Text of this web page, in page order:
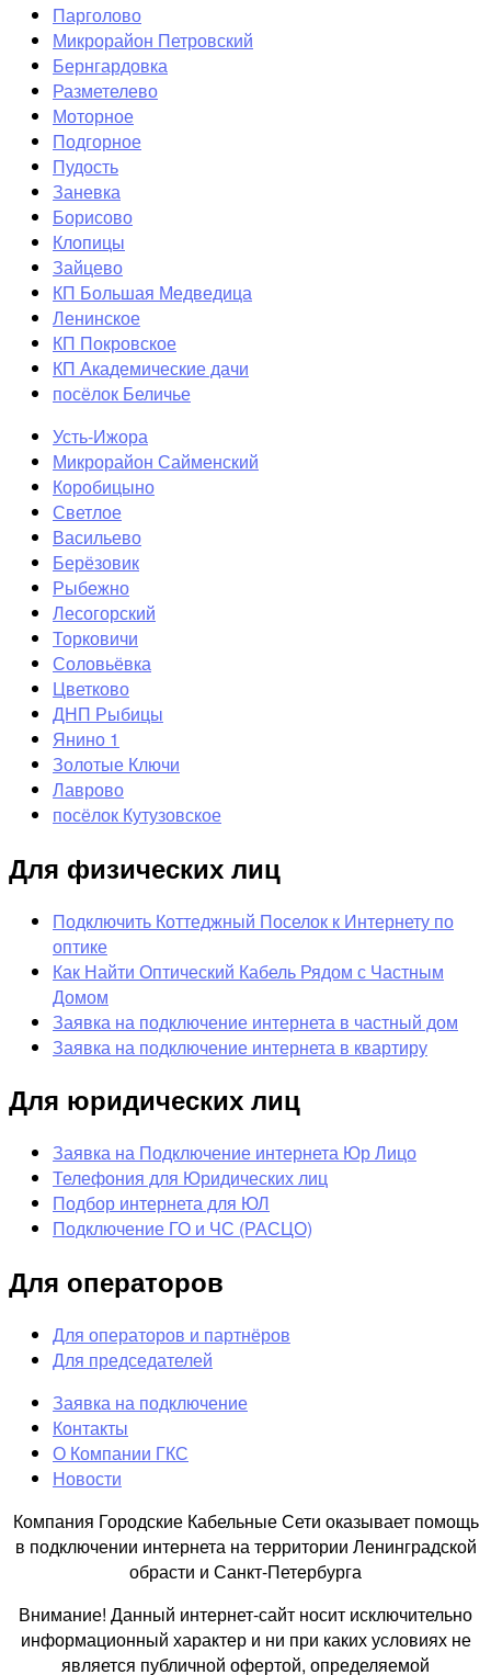
Парголово
Микрорайон Петровский
Бернгардовка
Разметелево
Моторное
Подгорное
Пудость
Заневка
Борисово
Клопицы
Зайцево
КП Большая Медведица
Ленинское
КП Покровское
КП Академические дачи
посёлок Беличье
Усть-Ижора
Микрорайон Сайменский
Коробицыно
Светлое
Васильево
Берёзовик
Рыбежно
Лесогорский
Торковичи
Соловьёвка
Цветково
ДНП Рыбицы
Янино 1
Золотые Ключи
Лаврово
посёлок Кутузовское
Для физических лиц
Подключить Коттеджный Поселок к Интернету по
оптике
Как Найти Оптический Кабель Рядом с Частным
Домом
Заявка на подключение интернета в частный дом
Заявка на подключение интернета в квартиру
Для юридических лиц
Заявка на Подключение интернета Юр Лицо
Телефония для Юридических лиц
Подбор интернета для ЮЛ
Подключение ГО и ЧС (РАСЦО)
Для операторов
Для операторов и партнёров
Для председателей
Заявка на подключение
Контакты
О Компании ГКС
Новости
Компания Городские Кабельные Сети оказывает помощь
в подключении интернета на территории Ленинградской
обрасти и Санкт-Петербурга
Внимание! Данный интернет-сайт носит исключительно
информационный характер и ни при каких условиях не
является публичной офертой, определяемой